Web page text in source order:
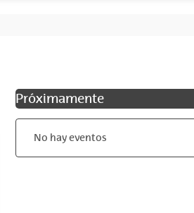
Próximamente
No hay eventos